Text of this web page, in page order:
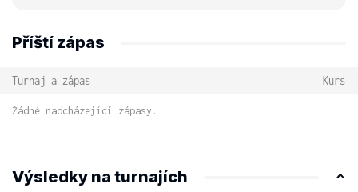
Příští zápas
Turnaj a zápas Kurs
Žádné nadcházející zápasy.
Výsledky na turnajích